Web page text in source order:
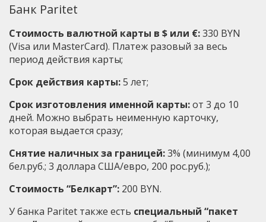
Банк Paritet
Стоимость валютной карты в $ или €:330 BYN
(Visa или MasterCard). Платеж разовый за весь
период действия карты;
Срок действия карты:5 лет;
Срок изготовления именной карты:от 3 до 10
дней. Можно выбрать неименную карточку,
которая выдается сразу;
Снятие наличных за границей:3% (минимум 4,00
бел.руб.; 3 доллара США/евро, 200 рос.руб.);
Стоимость “Белкарт”: 200 BYN.
У банка Paritet также есть специальный “пакет